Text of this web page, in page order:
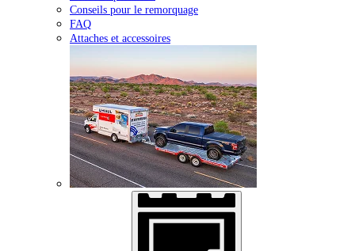
Conseils pour le remorquage
FAQ
Attaches et accessoires